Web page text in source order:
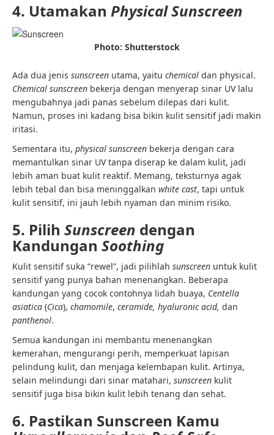
4. Utamakan Physical Sunscreen
Photo: Shutterstock
Ada dua jenis sunscreen utama, yaitu chemical dan physical.
Chemical sunscreen bekerja dengan menyerap sinar UV lalu
mengubahnya jadi panas sebelum dilepas dari kulit.
Namun, proses ini kadang bisa bikin kulit sensitif jadi makin
iritasi.
Sementara itu, physical sunscreen bekerja dengan cara
memantulkan sinar UV tanpa diserap ke dalam kulit, jadi
lebih aman buat kulit reaktif. Memang, teksturnya agak
lebih tebal dan bisa meninggalkan white cast, tapi untuk
kulit sensitif, ini jauh lebih nyaman dan minim risiko.
5. Pilih Sunscreen dengan
Kandungan Soothing
Kulit sensitif suka “rewel”, jadi pilihlah sunscreen untuk kulit
sensitif yang punya bahan menenangkan. Beberapa
kandungan yang cocok contohnya lidah buaya, Centella
asiatica (Cica), chamomile, ceramide, hyaluronic acid, dan
panthenol.
Semua kandungan ini membantu menenangkan
kemerahan, mengurangi perih, memperkuat lapisan
pelindung kulit, dan menjaga kelembapan kulit. Artinya,
selain melindungi dari sinar matahari, sunscreen kulit
sensitif juga bisa bikin kulit lebih tenang dan sehat.
6. Pastikan Sunscreen Kamu